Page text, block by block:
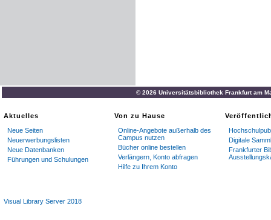
© 2026 Universitätsbibliothek Frankfurt am
Aktuelles
Neue Seiten
Neuerwerbungslisten
Neue Datenbanken
Führungen und Schulungen
Von zu Hause
Online-Angebote außerhalb des
Campus nutzen
Bücher online bestellen
Verlängern, Konto abfragen
Hilfe zu Ihrem Konto
Digitale
Frankfurter
Visual Library Server 2018